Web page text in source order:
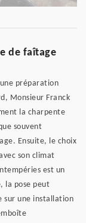
de faîtage
préparation
Monsieur Franck
la charpente
souvent
Ensuite, le choix
son climat
est un
la pose peut
sur une installation